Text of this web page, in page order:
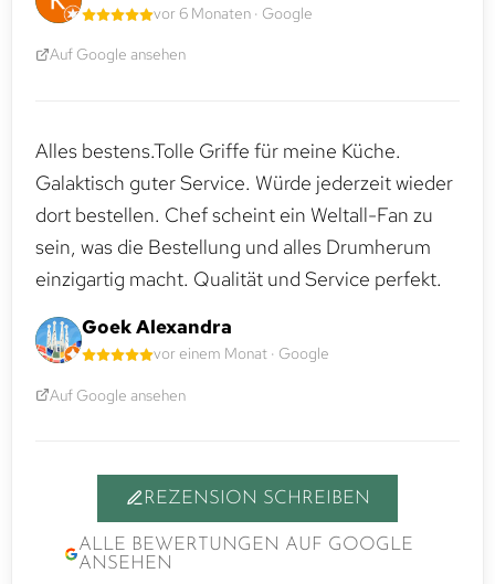
vor 6 Monaten · Google
Auf Google ansehen
Alles bestens.Tolle Griffe für meine Küche.
Galaktisch guter Service. Würde jederzeit wieder
dort bestellen. Chef scheint ein Weltall-Fan zu
sein, was die Bestellung und alles Drumherum
einzigartig macht. Qualität und Service perfekt.
Goek Alexandra
vor einem Monat · Google
Auf Google ansehen
REZENSION SCHREIBEN
ALLE BEWERTUNGEN AUF GOOGLE
ANSEHEN